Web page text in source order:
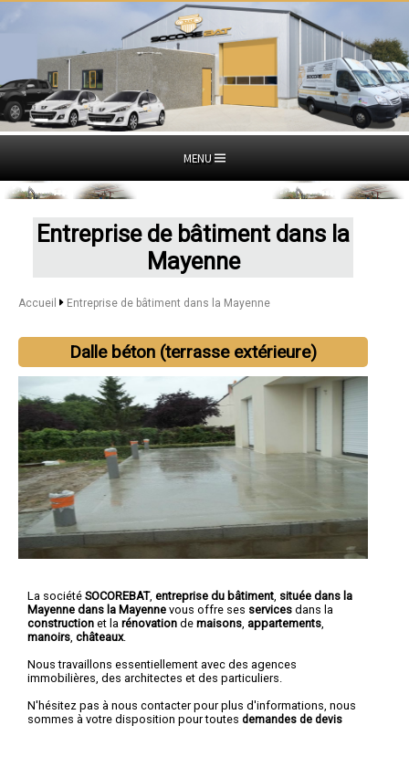
MENU
Entreprise de bâtiment dans la
Mayenne
Accueil Entreprise de bâtiment dans la Mayenne
Dalle béton (terrasse extérieure)
La société SOCOREBAT, entreprise du bâtiment située dans la
Mayenne dans la Mayenne vous offre ses services dans la
construction et la rénovation de maisons appartements
manoirs châteaux.
Nous travaillons essentiellement avec des agences
immobilières, des architectes et des particuliers.
N'hésitez pas à nous contacter pour plus d'informations, nous
sommes à votre disposition pour toutes demandes de devis